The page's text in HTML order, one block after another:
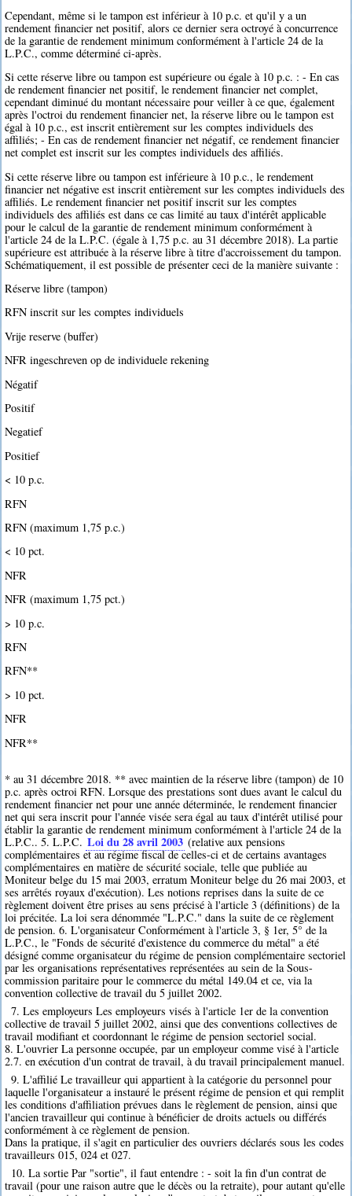
Cependant, même si le tampon est inférieur à 10 p.c. et qu'il y a un
rendement financier net positif, alors ce dernier sera octroyé à concurrence
de la garantie de rendement minimum conformément à l'article 24 de la
L.P.C., comme déterminé ci-après.
Si cette réserve libre ou tampon est supérieure ou égale à 10 p.c. : - En cas
de rendement financier net positif, le rendement financier net complet,
cependant diminué du montant nécessaire pour veiller à ce que, également
après l'octroi du rendement financier net, la réserve libre ou le tampon est
égal à 10 p.c., est inscrit entièrement sur les comptes individuels des
affiliés; - En cas de rendement financier net négatif, ce rendement financier
net complet est inscrit sur les comptes individuels des affiliés.
Si cette réserve libre ou tampon est inférieure à 10 p.c., le rendement
financier net négative est inscrit entièrement sur les comptes individuels des
affiliés. Le rendement financier net positif inscrit sur les comptes
individuels des affiliés est dans ce cas limité au taux d'intérêt applicable
pour le calcul de la garantie de rendement minimum conformément à
l'article 24 de la L.P.C. (égale à 1,75 p.c. au 31 décembre 2018). La partie
supérieure est attribuée à la réserve libre à titre d'accroissement du tampon.
Schématiquement, il est possible de présenter ceci de la manière suivante :
Réserve libre (tampon)
RFN inscrit sur les comptes individuels
Vrije reserve (buffer)
NFR ingeschreven op de individuele rekening
Négatif
Positif
Negatief
Positief
< 10 p.c.
RFN
RFN (maximum 1,75 p.c.)
< 10 pct.
NFR
NFR (maximum 1,75 pct.)
> 10 p.c.
RFN
RFN**
> 10 pct.
NFR
NFR**
* au 31 décembre 2018. ** avec maintien de la réserve libre (tampon) de 10
p.c. après octroi RFN. Lorsque des prestations sont dues avant le calcul du
rendement financier net pour une année déterminée, le rendement financier
net qui sera inscrit pour l'année visée sera égal au taux d'intérêt utilisé pour
établir la garantie de rendement minimum conformément à l'article 24 de la
L.P.C.. 5. L.P.C. Loi du 28 avril 2003 (relative aux pensions
complémentaires et au régime fiscal de celles-ci et de certains avantages
complémentaires en matière de sécurité sociale, telle que publiée au
Moniteur belge du 15 mai 2003, erratum Moniteur belge du 26 mai 2003, et
ses arrêtés royaux d'exécution). Les notions reprises dans la suite de ce
règlement doivent être prises au sens précisé à l'article 3 (définitions) de la
loi précitée. La loi sera dénommée "L.P.C." dans la suite de ce règlement
de pension. 6. L'organisateur Conformément à l'article 3, § 1er, 5° de la
L.P.C., le "Fonds de sécurité d'existence du commerce du métal" a été
désigné comme organisateur du régime de pension complémentaire sectoriel
par les organisations représentatives représentées au sein de la Sous-
commission paritaire pour le commerce du métal 149.04 et ce, via la
convention collective de travail du 5 juillet 2002.
7. Les employeurs Les employeurs visés à l'article 1er de la convention
collective de travail 5 juillet 2002, ainsi que des conventions collectives de
travail modifiant et coordonnant le régime de pension sectoriel social.
8. L'ouvrier La personne occupée, par un employeur comme visé à l'article
2.7. en exécution d'un contrat de travail, à du travail principalement manuel.
9. L'affilié Le travailleur qui appartient à la catégorie du personnel pour
laquelle l'organisateur a instauré le présent régime de pension et qui remplit
les conditions d'affiliation prévues dans le règlement de pension, ainsi que
l'ancien travailleur qui continue à bénéficier de droits actuels ou différés
conformément à ce règlement de pension.
Dans la pratique, il s'agit en particulier des ouvriers déclarés sous les codes
travailleurs 015, 024 et 027.
10. La sortie Par "sortie", il faut entendre : - soit la fin d'un contrat de
travail (pour une raison autre que le décès ou la retraite), pour autant qu'elle